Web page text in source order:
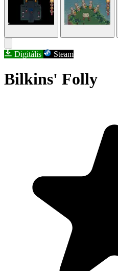
Digitális Steam
Bilkins' Folly